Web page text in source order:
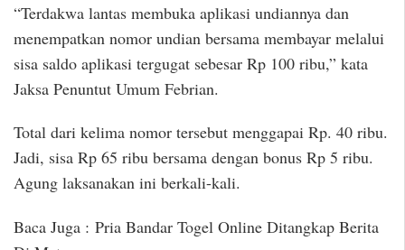
“Terdakwa lantas membuka aplikasi undiannya dan
menempatkan nomor undian bersama membayar melalui
sisa saldo aplikasi tergugat sebesar Rp 100 ribu,” kata
Jaksa Penuntut Umum Febrian.
Total dari kelima nomor tersebut menggapai Rp. 40 ribu.
Jadi, sisa Rp 65 ribu bersama dengan bonus Rp 5 ribu.
Agung laksanakan ini berkali-kali.
Baca Juga : Pria Bandar Togel Online Ditangkap Berita